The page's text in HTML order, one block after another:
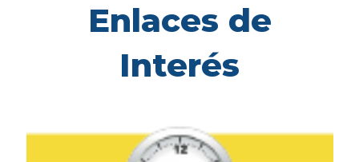
Enlaces de
Interés